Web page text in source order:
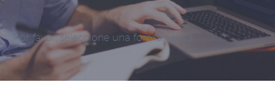
Por favor, seleccione una forma válida